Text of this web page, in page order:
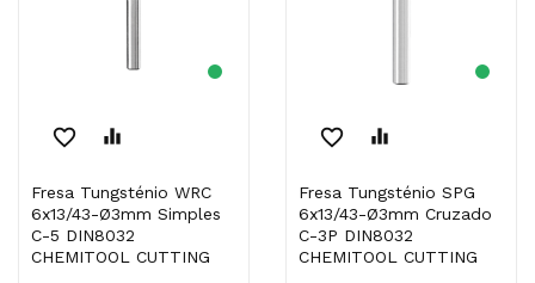
favorite_border equalizer
Fresa Tungsténio WRC
6x13/43-Ø3mm Simples
C-5 DIN8032
CHEMITOOL CUTTING
favorite_border equalizer
Fresa Tungsténio SPG
6x13/43-Ø3mm Cruzado
C-3P DIN8032
CHEMITOOL CUTTING